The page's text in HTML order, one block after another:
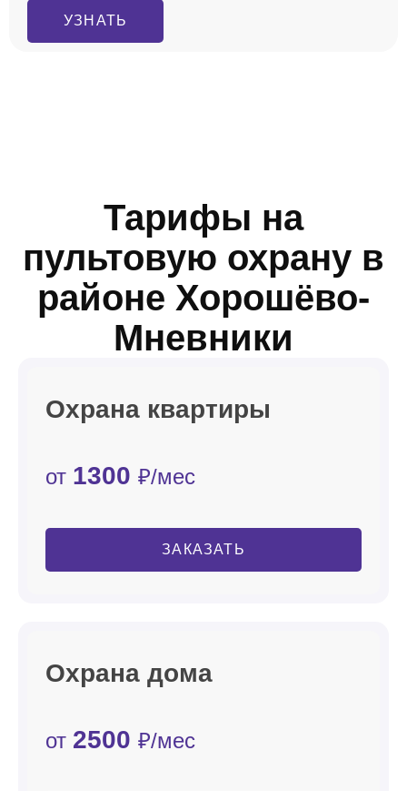
УЗНАТЬ
Тарифы на
пультовую охрану в
районе Хорошёво-
Мневники
Охрана квартиры
от 1300 ₽/мес
ЗАКАЗАТЬ
Охрана дома
от 2500 ₽/мес